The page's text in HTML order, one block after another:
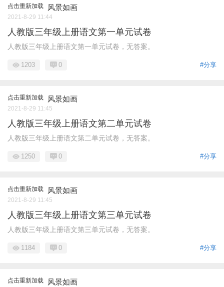
点击重新加载 风景如画
2021-8-29 11:44
人教版三年级上册语文第一单元试卷
人教版三年级上册语文第一单元试卷，无答案。
#分享
1203 0
点击重新加载 风景如画
2021-8-29 11:45
人教版三年级上册语文第二单元试卷
人教版三年级上册语文第二单元试卷，无答案。
#分享
1250 0
点击重新加载 风景如画
2021-8-29 11:45
人教版三年级上册语文第三单元试卷
人教版三年级上册语文第三单元试卷，无答案。
#分享
1184 0
点击重新加载 风景如画